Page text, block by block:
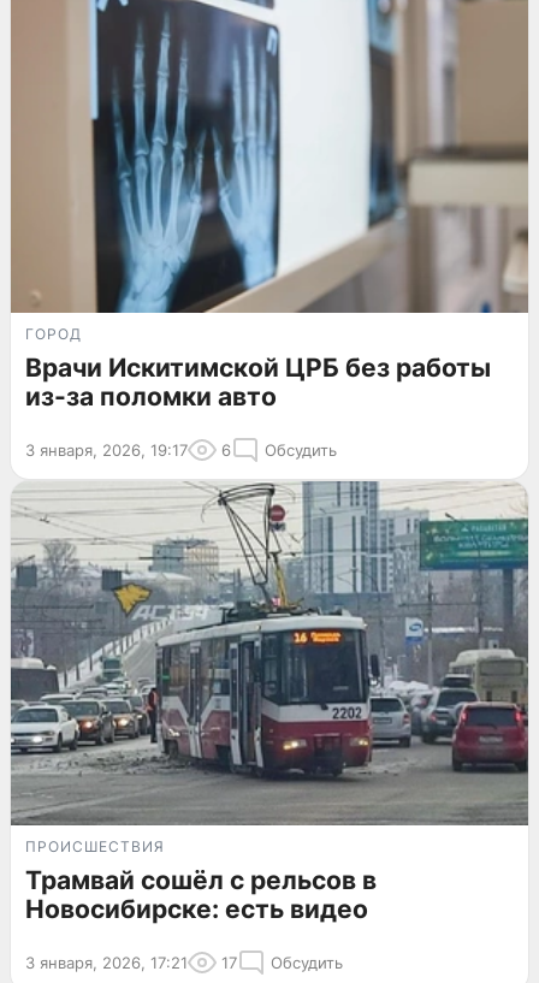
ГОРОД
Врачи Искитимской ЦРБ без работы
из-за поломки авто
3 января, 2026, 19:17 6 Обсудить
ПРОИСШЕСТВИЯ
Трамвай сошёл с рельсов в
Новосибирске: есть видео
3 января, 2026, 17:21 17 Обсудить